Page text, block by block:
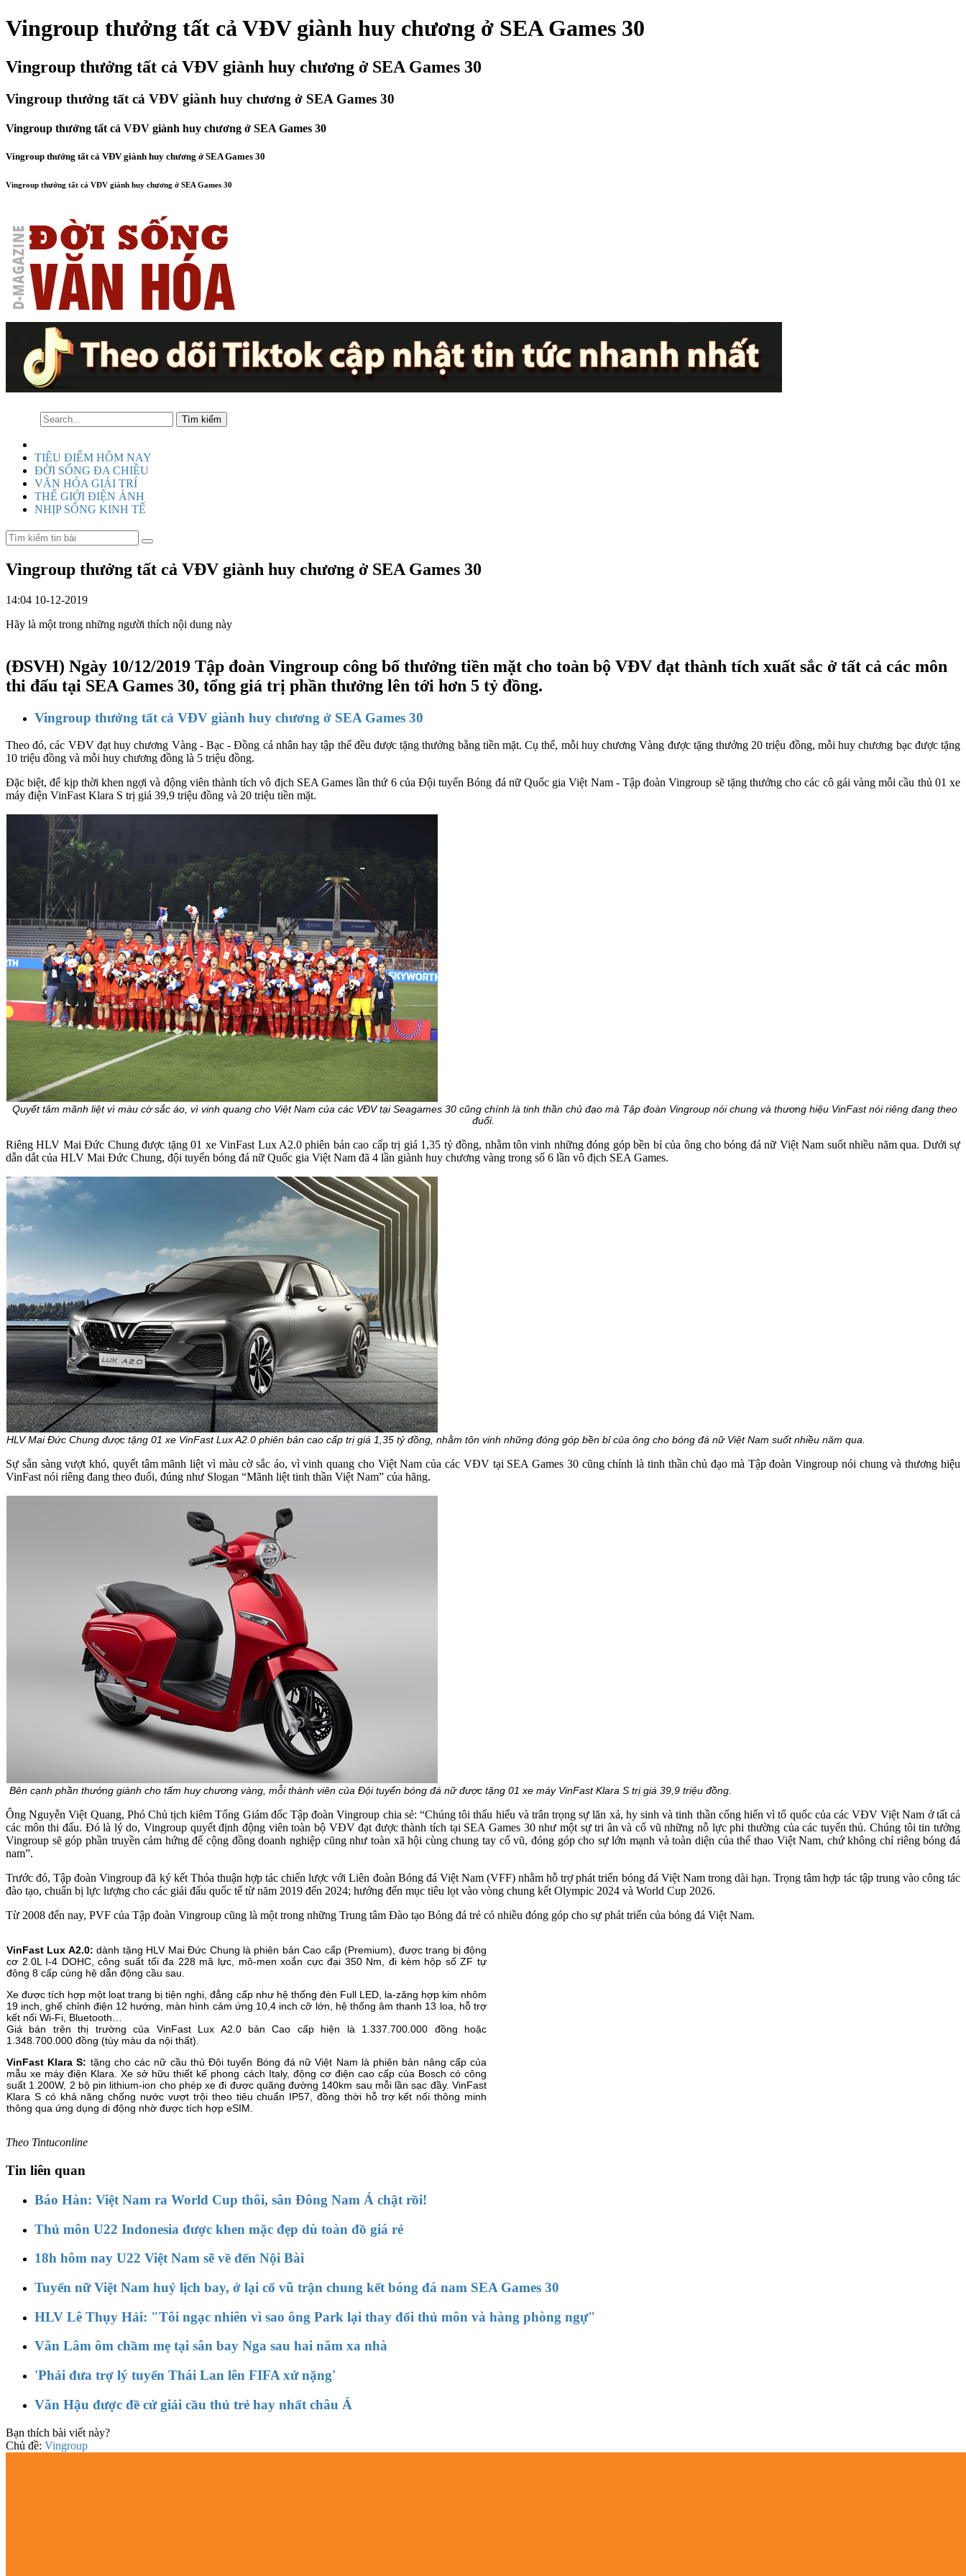
Vingroup thưởng tất cả VĐV giành huy chương ở SEA Games 30
Vingroup thưởng tất cả VĐV giành huy chương ở SEA Games 30
Vingroup thưởng tất cả VĐV giành huy chương ở SEA Games 30
Vingroup thưởng tất cả VĐV giành huy chương ở SEA Games 30
Vingroup thưởng tất cả VĐV giành huy chương ở SEA Games 30
Vingroup thưởng tất cả VĐV giành huy chương ở SEA Games 30
TIÊU ĐIỂM HÔM NAY
ĐỜI SỐNG ĐA CHIỀU
VĂN HÓA GIẢI TRÍ
THẾ GIỚI ĐIỆN ẢNH
NHỊP SỐNG KINH TẾ
Vingroup thưởng tất cả VĐV giành huy chương ở SEA Games 30
14:04 10-12-2019
Hãy là một trong những người thích nội dung này
(ĐSVH) Ngày 10/12/2019 Tập đoàn Vingroup công bố thưởng tiền mặt cho toàn bộ VĐV đạt thành tích xuất sắc ở tất cả các môn
thi đấu tại SEA Games 30, tổng giá trị phần thưởng lên tới hơn 5 tỷ đồng.
Vingroup thưởng tất cả VĐV giành huy chương ở SEA Games 30
Theo đó, các VĐV đạt huy chương Vàng - Bạc - Đồng cá nhân hay tập thể đều được tặng thưởng bằng tiền mặt. Cụ thể, mỗi huy chương Vàng được tặng thưởng 20 triệu đồng, mỗi huy chương bạc được tặng
10 triệu đồng và mỗi huy chương đồng là 5 triệu đồng.
Đặc biệt, để kịp thời khen ngợi và động viên thành tích vô địch SEA Games lần thứ 6 của Đội tuyển Bóng đá nữ Quốc gia Việt Nam - Tập đoàn Vingroup sẽ tặng thưởng cho các cô gái vàng mỗi cầu thủ 01 xe
máy điện VinFast Klara S trị giá 39,9 triệu đồng và 20 triệu tiền mặt.
Quyết tâm mãnh liệt vì màu cờ sắc áo, vì vinh quang cho Việt Nam của các VĐV tại Seagames 30 cũng chính là tinh thần chủ đạo mà Tập đoàn Vingroup nói chung và thương hiệu VinFast nói riêng đang theo
đuổi.
Riêng HLV Mai Đức Chung được tặng 01 xe VinFast Lux A2.0 phiên bản cao cấp trị giá 1,35 tỷ đồng, nhằm tôn vinh những đóng góp bền bỉ của ông cho bóng đá nữ Việt Nam suốt nhiều năm qua. Dưới sự
dẫn dắt của HLV Mai Đức Chung, đội tuyển bóng đá nữ Quốc gia Việt Nam đã 4 lần giành huy chương vàng trong số 6 lần vô địch SEA Games.
HLV Mai Đức Chung được tặng 01 xe VinFast Lux A2.0 phiên bản cao cấp trị giá 1,35 tỷ đồng, nhằm tôn vinh những đóng góp bền bỉ của ông cho bóng đá nữ Việt Nam suốt nhiều năm qua.
Sự sẵn sàng vượt khó, quyết tâm mãnh liệt vì màu cờ sắc áo, vì vinh quang cho Việt Nam của các VĐV tại SEA Games 30 cũng chính là tinh thần chủ đạo mà Tập đoàn Vingroup nói chung và thương hiệu
VinFast nói riêng đang theo đuổi, đúng như Slogan “Mãnh liệt tinh thần Việt Nam” của hãng.
Bên cạnh phần thưởng giành cho tấm huy chương vàng, mỗi thành viên của Đội tuyển bóng đá nữ được tặng 01 xe máy VinFast Klara S trị giá 39,9 triệu đồng.
Ông Nguyễn Việt Quang, Phó Chủ tịch kiêm Tổng Giám đốc Tập đoàn Vingroup chia sẻ: “Chúng tôi thấu hiểu và trân trọng sự lăn xả, hy sinh và tinh thần cống hiến vì tổ quốc của các VĐV Việt Nam ở tất cả
các môn thi đấu. Đó là lý do, Vingroup quyết định động viên toàn bộ VĐV đạt được thành tích tại SEA Games 30 như một sự tri ân và cổ vũ những nỗ lực phi thường của các tuyển thủ. Chúng tôi tin tưởng
Vingroup sẽ góp phần truyền cảm hứng để cộng đồng doanh nghiệp cũng như toàn xã hội cùng chung tay cổ vũ, đóng góp cho sự lớn mạnh và toàn diện của thể thao Việt Nam, chứ không chỉ riêng bóng đá
nam”.
Trước đó, Tập đoàn Vingroup đã ký kết Thỏa thuận hợp tác chiến lược với Liên đoàn Bóng đá Việt Nam (VFF) nhằm hỗ trợ phát triển bóng đá Việt Nam trong dài hạn. Trọng tâm hợp tác tập trung vào công tác
đào tạo, chuẩn bị lực lượng cho các giải đấu quốc tế từ năm 2019 đến 2024; hướng đến mục tiêu lọt vào vòng chung kết Olympic 2024 và World Cup 2026.
Từ 2008 đến nay, PVF của Tập đoàn Vingroup cũng là một trong những Trung tâm Đào tạo Bóng đá trẻ có nhiều đóng góp cho sự phát triển của bóng đá Việt Nam.
VinFast Lux A2.0: dành tặng HLV Mai Đức Chung là phiên bản Cao cấp (Premium), được trang bị động
cơ 2.0L I-4 DOHC, công suất tối đa 228 mã lực, mô-men xoắn cực đại 350 Nm, đi kèm hộp số ZF tự
động 8 cấp cùng hệ dẫn động cầu sau.
Xe được tích hợp một loạt trang bị tiện nghi, đẳng cấp như hệ thống đèn Full LED, la-zăng hợp kim nhôm
19 inch, ghế chỉnh điện 12 hướng, màn hình cảm ứng 10,4 inch cỡ lớn, hệ thống âm thanh 13 loa, hỗ trợ
kết nối Wi-Fi, Bluetooth…
Giá bán trên thị trường của VinFast Lux A2.0 bản Cao cấp hiện là 1.337.700.000 đồng hoặc
1.348.700.000 đồng (tùy màu da nội thất).
VinFast Klara S: tặng cho các nữ cầu thủ Đội tuyển Bóng đá nữ Việt Nam là phiên bản nâng cấp của
mẫu xe máy điện Klara. Xe sở hữu thiết kế phong cách Italy, động cơ điện cao cấp của Bosch có công
suất 1.200W, 2 bộ pin lithium-ion cho phép xe đi được quãng đường 140km sau mỗi lần sạc đầy. VinFast
Klara S có khả năng chống nước vượt trội theo tiêu chuẩn IP57, đồng thời hỗ trợ kết nối thông minh
thông qua ứng dụng di động nhờ được tích hợp eSIM.
Theo Tintuconline
Tin liên quan
Báo Hàn: Việt Nam ra World Cup thôi, sân Đông Nam Á chật rồi!
Thủ môn U22 Indonesia được khen mặc đẹp dù toàn đồ giá rẻ
18h hôm nay U22 Việt Nam sẽ về đến Nội Bài
Tuyển nữ Việt Nam huỷ lịch bay, ở lại cổ vũ trận chung kết bóng đá nam SEA Games 30
HLV Lê Thụy Hải: "Tôi ngạc nhiên vì sao ông Park lại thay đổi thủ môn và hàng phòng ngự"
Văn Lâm ôm chầm mẹ tại sân bay Nga sau hai năm xa nhà
'Phải đưa trợ lý tuyển Thái Lan lên FIFA xử nặng'
Văn Hậu được đề cử giải cầu thủ trẻ hay nhất châu Á
Bạn thích bài viết này?
Chủ đề: Vingroup